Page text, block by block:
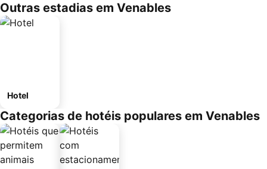
Outras estadias em Venables
Hotel
Categorias de hotéis populares em Venables